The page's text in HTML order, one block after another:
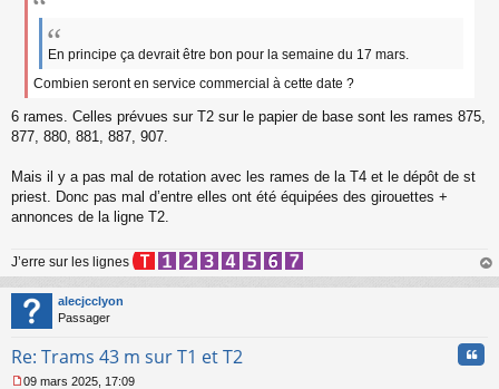
n
l
En principe ça devrait être bon pour la semaine du 17 mars.
Combien seront en service commercial à cette date ?
6 rames. Celles prévues sur T2 sur le papier de base sont les rames 875,
877, 880, 881, 887, 907.
Mais il y a pas mal de rotation avec les rames de la T4 et le dépôt de st
priest. Donc pas mal d’entre elles ont été équipées des girouettes +
annonces de la ligne T2.
J’erre sur les lignes
au
alecjcclyon
Passager
Re: Trams 43 m sur T1 et T2
09 mars 2025, 17:09